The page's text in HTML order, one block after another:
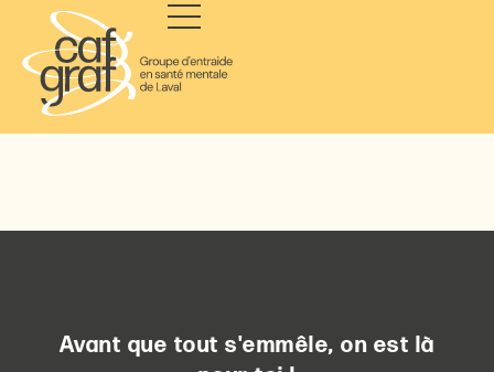
Avant que tout s'emmêle, on est là